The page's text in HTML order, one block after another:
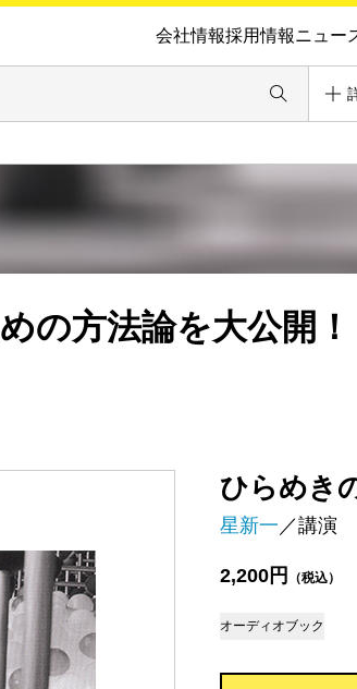
会社情報採用情報ニュー
ひらめき
星新一 ／講演
2,200円 （税込）
オーディオブック
の方法論を大公開！